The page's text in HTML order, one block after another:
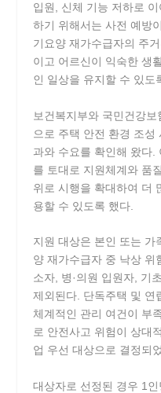
입원, 신체 기능 저하로
하기 위해서는 사전 예방
기요양 재가수급자의 주
이고 어르신이 익숙한 생
인 일상을 유지할 수 있도
보건복지부와 국민건강
으로 주택 안전 환경 조성
과와 수요를 확인해 왔다.
를 토대로 지원체계와 품
위로 시행을 확대하여 더
용할 수 있도록 했다.
지원 대상은 본인 또는 가
양 재가수급자 중 낙상 위
소자, 병·의원 입원자, 기
제외된다. 단독주택 및 연
체계적인 관리 여건이 부
로 안전사고 위험이 상대
업 우선 대상으로 결정되
대상자로 선정된 경우 1